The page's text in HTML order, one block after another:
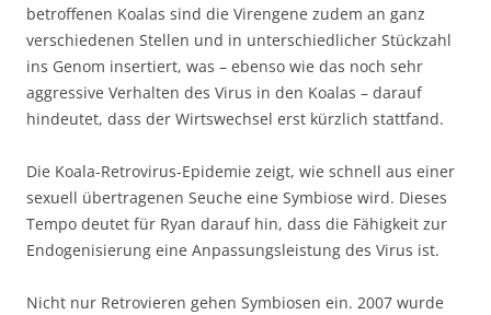
betroffenen Koalas sind die Virengene zudem an ganz
verschiedenen Stellen und in unterschiedlicher Stückzahl
ins Genom insertiert, was – ebenso wie das noch sehr
aggressive Verhalten des Virus in den Koalas – darauf
hindeutet, dass der Wirtswechsel erst kürzlich stattfand.
Die Koala-Retrovirus-Epidemie zeigt, wie schnell aus einer
sexuell übertragenen Seuche eine Symbiose wird. Dieses
Tempo deutet für Ryan darauf hin, dass die Fähigkeit zur
Endogenisierung eine Anpassungsleistung des Virus ist.
Nicht nur Retrovieren gehen Symbiosen ein. 2007 wurde